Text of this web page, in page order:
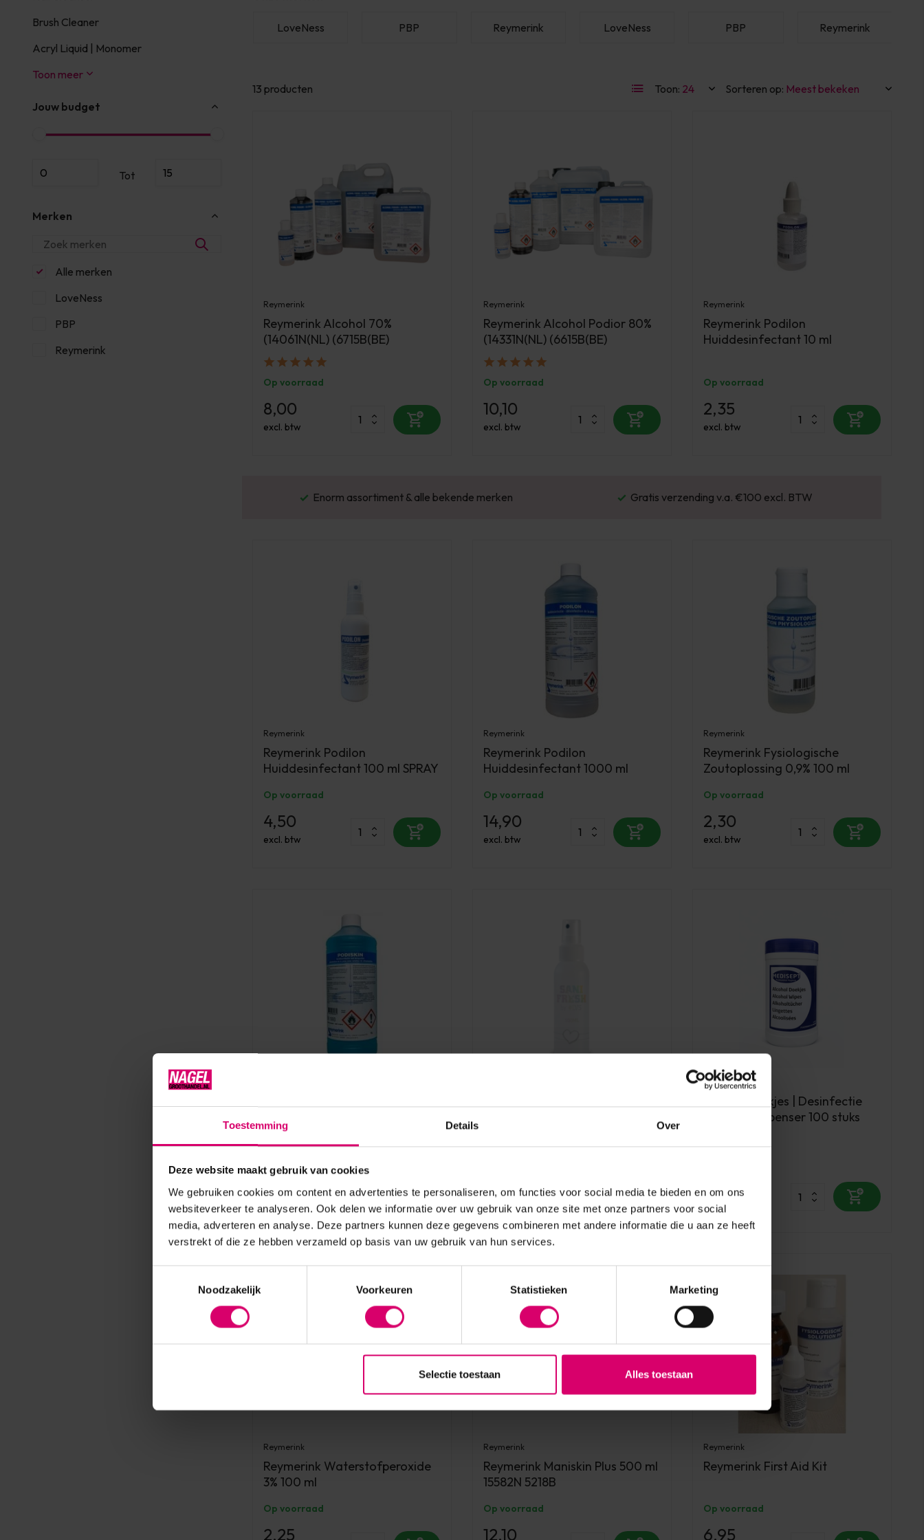
Toestemming Details Over
Deze website maakt gebruik van cookies
We gebruiken cookies om content en advertenties te personaliseren, om functies voor social media te bieden en om ons
websiteverkeer te analyseren. Ook delen we informatie over uw gebruik van onze site met onze partners voor social
media, adverteren en analyse. Deze partners kunnen deze gegevens combineren met andere informatie die u aan ze heeft
verstrekt of die ze hebben verzameld op basis van uw gebruik van hun services.
Noodzakelijk
Voorkeuren Statistieken Marketing
Selectie toestaan Alles toestaan
Brush Cleaner
Acryl Liquid | Monomer
Toon meer
Jouw budget
Tot
Merken
Alle merken
LoveNess
PBP
Reymerink
PBP LoveNess PBP Reymerink LoveNess PBP Reymerink
13 producten Toon: Sorteren op:
Reymerink
Reymerink Alcohol 70%
(14061N(NL) (6715B(BE)
Op voorraad
8,00
excl. btw
Reymerink
Reymerink Alcohol Podior 80%
(14331N(NL) (6615B(BE)
Op voorraad
10,10
excl. btw
Reymerink
Reymerink Podilon
Huiddesinfectant 10 ml
Op voorraad
2,35
excl. btw
Gratis verzending v.a. €100 excl. BTW Voor 16:00 besteld? Dezelfde werkdag verstuurd
Reymerink
Reymerink Podilon
Huiddesinfectant 100 ml SPRAY
Op voorraad
4,50
excl. btw
Reymerink
Reymerink Podilon
Huiddesinfectant 1000 ml
Op voorraad
14,90
excl. btw
Reymerink
Reymerink Fysiologische
Zoutoplossing 0,9% 100 ml
Op voorraad
2,30
excl. btw
(NL:14422N) (BE:NOTIF821)
11,55
excl. btw
8,50
excl. btw
PBP
Alcoholdoekjes | Desinfectie
Doekjes Dispenser 100 stuks
7,95
excl. btw
Reymerink
Reymerink Waterstofperoxide
3% 100 ml
Op voorraad
2,25
Reymerink
Reymerink Maniskin Plus 500 ml
15582N 5218B
Op voorraad
12,10
Reymerink
Reymerink First Aid Kit
Op voorraad
6,95